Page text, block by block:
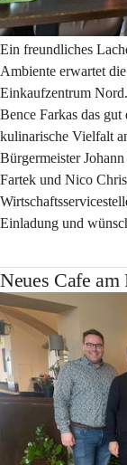
Ein freundliches
Ambiente erwartet
Einkaufzentrum
Bence Farkas das
kulinarische Vielfalt
Bürgermeister
Fartek und Nico
Einladung und
Neues Cafe